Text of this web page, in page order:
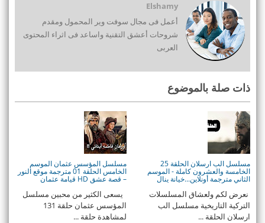
Elshamy
أعمل فى مجال سوفت وير المحمول ومقدم
شروحات أعشق التقنية واساعد فى اثراء المحتوى
العربى
ذات صلة بالموضوع
مسلسل الب ارسلان الحلقة 25
الخامسة والعشرون كاملة - الموسم
الثاني مترجمة أونلاين...خيانة ينال
نعرض لكم ولعشاق المسلسلات
التركية التاريخية مسلسل الب
ارسلان الحلقة ...
مسلسل المؤسس عثمان الموسم
الخامس الحلقة 01 مترجمة موقع النور
– قصة عشق HD قيامة عثمان
يسعى الكثير من محبين مسلسل
المؤسس عثمان حلقة 131
لمشاهدة حلقة ...